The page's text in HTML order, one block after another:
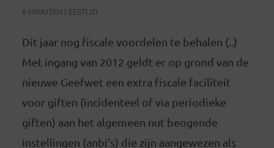
6 MINUTEN LEESTIJD
Dit jaar nog fiscale voordelen te behalen (..)
Met ingang van 2012 geldt er op grond van de
nieuwe Geefwet een extra fiscale faciliteit
voor giften (incidenteel of via periodieke
giften) aan het algemeen nut beogende
instellingen (anbi’s) die zijn aangewezen als